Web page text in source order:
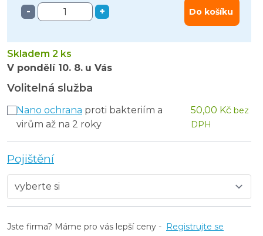
- + Do košíku
Skladem 2 ks
V pondělí 10. 8. u Vás
Volitelná služba
Nano ochrana proti bakteriím a
virům až na 2 roky
50,00 Kč bez
DPH
Pojištění
Jste firma? Máme pro vás lepší ceny - Registrujte se